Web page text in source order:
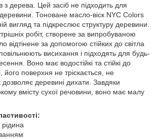
з дерева. Цей засіб не підходить для
Тоноване масло-віск NYC Colors
вигляд та підкреслює структуру деревини.
робіт, створене за випробуваною
відтінене за допомогою стійких до світла
висихання і підходять для будь-
Воно має водостійкі та стійкі до
його поверхня не тріскається, не
дозволяє деревині дихати. Завдяки
вмісту сухої речовини, воно має малу